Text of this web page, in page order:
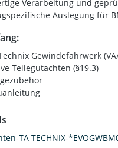
Verarbeitung und
Auslegung für
Gewindefahrwerk
Teilegutachten (§19.3)
TA TECHNIX-